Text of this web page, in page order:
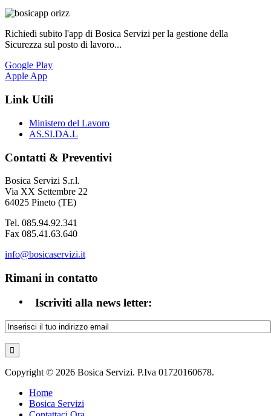
Richiedi subito l'app di Bosica Servizi per la gestione della
Sicurezza sul posto di lavoro...
Google Play
Apple App
Link Utili
Ministero del Lavoro
AS.SI.DA.L
Contatti & Preventivi
Bosica Servizi S.r.l.
Via XX Settembre 22
64025 Pineto (TE)
Tel. 085.94.92.341
Fax 085.41.63.640
info@bosicaservizi.it
Rimani in contatto
Iscriviti alla news letter:
Copyright © 2026 Bosica Servizi. P.Iva 01720160678.
Home
Bosica Servizi